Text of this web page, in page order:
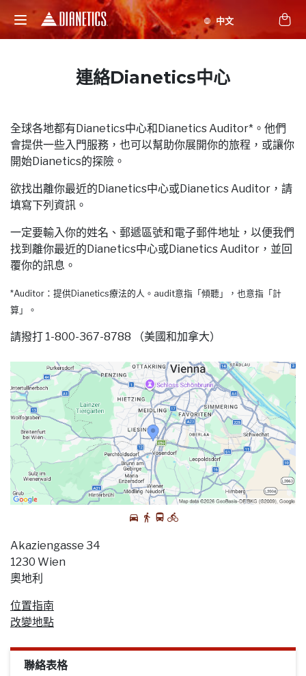
連絡Dianetics中心
全球各地都有Dianetics中心和Dianetics Auditor*。他們
會提供一些入門服務，也可以幫助你展開你的旅程，或讓你
開始Dianetics的探險。
欲找出離你最近的Dianetics中心或Dianetics Auditor，請
填寫下列資訊。
一定要輸入你的姓名、郵遞區號和電子郵件地址，以便我們
找到離你最近的Dianetics中心或Dianetics Auditor，並回
覆你的訊息。
*Auditor：提供Dianetics療法的人。audit意指「傾聽」，也意指「計
算」。
請撥打 1-800-367-8788 （美國和加拿大）
Akaziengasse 34
1230 Wien
奧地利
位置指南
改變地點
聯絡表格